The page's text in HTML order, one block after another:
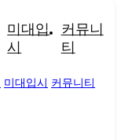
미대입
시
커뮤니
티
미대입시 커뮤니티